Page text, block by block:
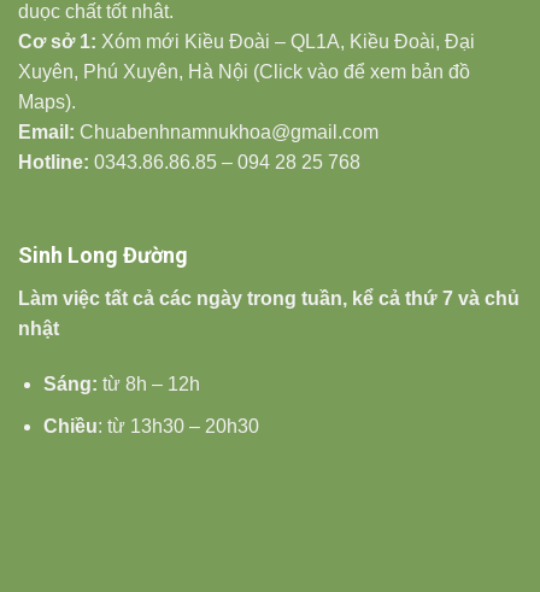
duọc chất tốt nhât.
Cơ sở 1: Xóm mới Kiều Đoài – QL1A, Kiều Đoài, Đại
Xuyên, Phú Xuyên, Hà Nội (Click vào để xem bản đồ
Maps).
Email: Chuabenhnamnukhoa@gmail.com
Hotline: 0343.86.86.85 – 094 28 25 768
Sinh Long Đường
Làm việc tất cả các ngày trong tuần, kể cả thứ 7 và chủ
nhật
Sáng: từ 8h – 12h
Chiều: từ 13h30 – 20h30